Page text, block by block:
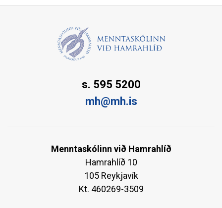
s. 595 5200
mh@mh.is
Menntaskólinn við Hamrahlíð
Hamrahlíð 10
105 Reykjavík
Kt. 460269-3509